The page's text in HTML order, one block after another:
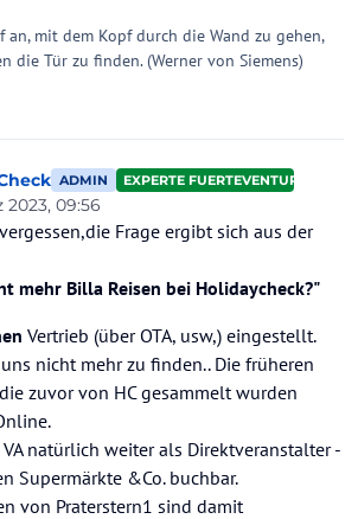
an, mit dem Kopf durch die Wand zu gehen,
die Tür zu finden. (Werner von Siemens)
ADMIN EXPERTE FUERTEVENTURA
2023, 09:56HolidayCheck
Frage ergibt sich aus der
mehr Billa Reisen bei Holidaycheck?"
Vertrieb (über OTA, usw,) eingestellt.
nicht mehr zu finden.. Die früheren
zuvor von HC gesammelt wurden
natürlich weiter als Direktveranstalter -
Supermärkte &Co. buchbar.
von Praterstern1 sind damit